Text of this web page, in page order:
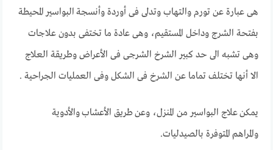
هى عبارة عن تورم والتهاب وتدلى فى أوردة وأنسجة البواسير المحيطة
بفتحة الشرج وداخل المستقيم، وهى عادة ما تختفى بدون علاجات
وهى تشبه الى حد كبير الشرخ الشرجى فى الأعراض وطريقة العلاج
الا أنها تختلف تماما عن الشرخ فى الشكل وفى العمليات الجراحية .
يمكن علاج البواسير من المنزل، وعن طريق الأعشاب والأدوية
والمراهم المتوفرة بالصيدليات.